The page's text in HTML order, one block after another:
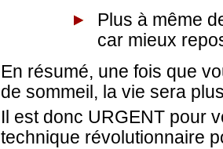
Plus à même
car mieux
En résumé, une fois que
de sommeil, la vie sera
Il est donc URGENT pour
technique révolutionnaire